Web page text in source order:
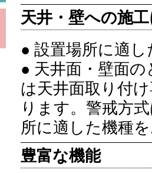
天井・壁への施
● 設置場所に適
● 天井面・壁面
は天井面取り付
ります。警戒方
所に適した機種
豊富な機能